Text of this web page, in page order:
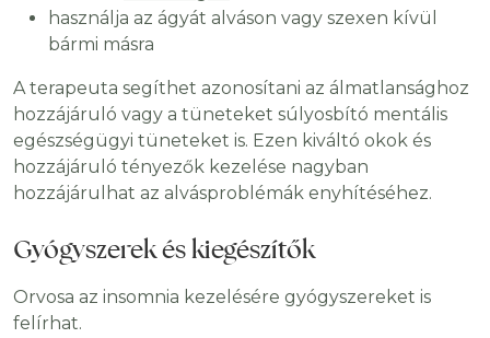
használja az ágyát alváson vagy szexen kívül
bármi másra
A terapeuta segíthet azonosítani az álmatlansághoz
hozzájáruló vagy a tüneteket súlyosbító mentális
egészségügyi tüneteket is. Ezen kiváltó okok és
hozzájáruló tényezők kezelése nagyban
hozzájárulhat az alvásproblémák enyhítéséhez.
Gyógyszerek és kiegészítők
Orvosa az insomnia kezelésére gyógyszereket is
felírhat.